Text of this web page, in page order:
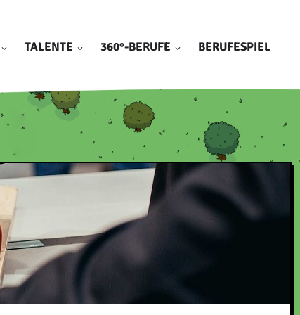
TALENTE 360°-BERUFE BERUFESPIEL